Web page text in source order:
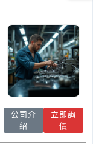
公司介
紹
立即詢
價